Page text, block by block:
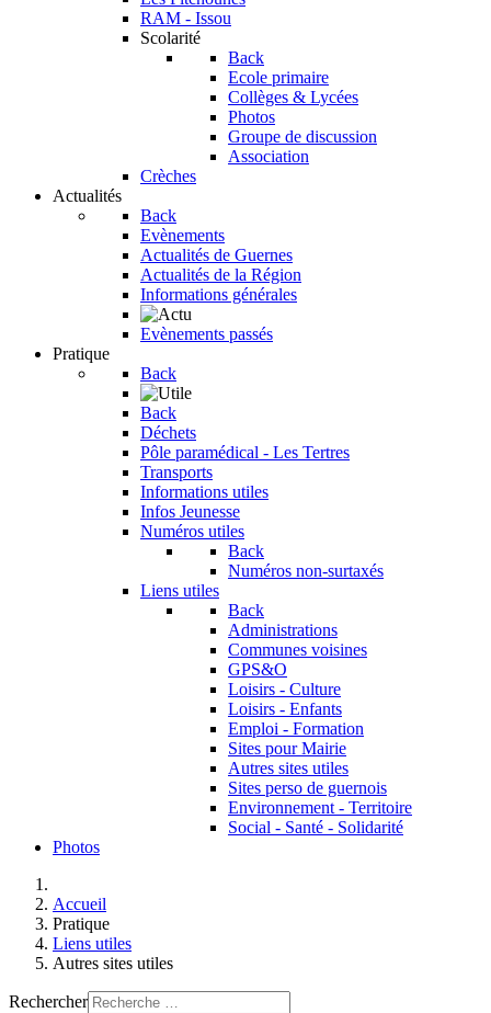
RAM - Issou
Scolarité
Back
Ecole primaire
Collèges & Lycées
Photos
Groupe de discussion
Association
Crèches
Actualités
Back
Evènements
Actualités de Guernes
Actualités de la Région
Informations générales
Evènements passés
Pratique
Back
Back
Déchets
Pôle paramédical - Les Tertres
Transports
Informations utiles
Infos Jeunesse
Numéros utiles
Back
Numéros non-surtaxés
Liens utiles
Back
Administrations
Communes voisines
GPS&O
Loisirs - Culture
Loisirs - Enfants
Emploi - Formation
Sites pour Mairie
Autres sites utiles
Sites perso de guernois
Environnement - Territoire
Social - Santé - Solidarité
Photos
Accueil
Pratique
Liens utiles
Autres sites utiles
Rechercher